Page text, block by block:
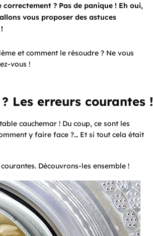
? Pas de panique ! Eh oui,
vous proposer des astuces
et comment le résoudre ? Ne vous
vous !
Les erreurs courantes !
cauchemar ! Du coup, ce sont les
y faire face ?… Et si tout cela était
Découvrons-les ensemble !